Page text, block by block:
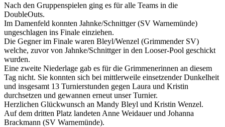
Nach den Gruppenspielen ging es für alle Teams in die
DoubleOuts.
Im Damenfeld konnten Jahnke/Schnittger (SV Warnemünde)
ungeschlagen ins Finale einziehen.
Die Gegner im Finale waren Bleyl/Wenzel (Grimmender SV)
welche, zuvor von Jahnke/Schnittger in den Looser-Pool geschickt
wurden.
Eine zweite Niederlage gab es für die Grimmenerinnen an diesem
Tag nicht. Sie konnten sich bei mittlerweile einsetzender Dunkelheit
und insgesamt 13 Turnierstunden gegen Laura und Kristin
durchsetzen und gewannen erneut unser Turnier.
Herzlichen Glückwunsch an Mandy Bleyl und Kristin Wenzel.
Auf dem dritten Platz landeten Anne Weidauer und Johanna
Brackmann (SV Warnemünde).